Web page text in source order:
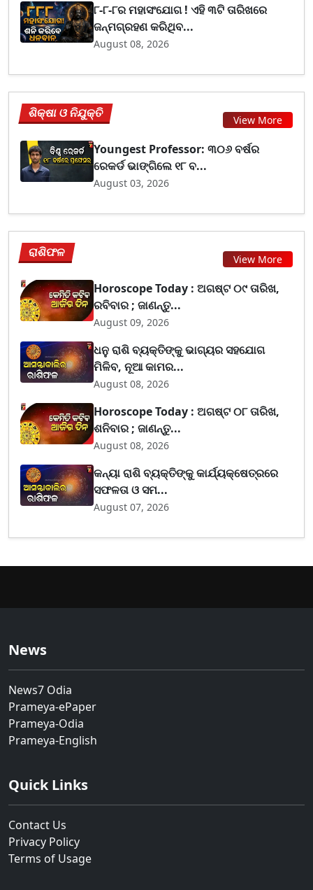
୮-୮-୮ର ମହାସଂଯୋଗ ! ଏହି ୩ଟି ତାରିଖରେ
ଜନ୍ମଗ୍ରହଣ କରିଥିବ...
August 08, 2026
ଶିକ୍ଷା ଓ ନିଯୁକ୍ତି View More
Youngest Professor: ୩୦୬ ବର୍ଷର
ରେକର୍ଡ ଭାଙ୍ଗିଲେ ୧୮ ବ...
August 03, 2026
ରାଶିଫଳ View More
Horoscope Today : ଅଗଷ୍ଟ ୦୯ ତାରିଖ,
ରବିବାର ; ଜାଣନ୍ତୁ...
August 09, 2026
ଧନୁ ରାଶି ବ୍ୟକ୍ତିଙ୍କୁ ଭାଗ୍ୟର ସହଯୋଗ
ମିଳିବ, ନୂଆ କାମର...
August 08, 2026
Horoscope Today : ଅଗଷ୍ଟ ୦୮ ତାରିଖ,
ଶନିବାର ; ଜାଣନ୍ତୁ...
August 08, 2026
କନ୍ୟା ରାଶି ବ୍ୟକ୍ତିଙ୍କୁ କାର୍ଯ୍ୟକ୍ଷେତ୍ରରେ
ସଫଳତା ଓ ସମ...
August 07, 2026
News
News7 Odia
Prameya-ePaper
Prameya-Odia
Prameya-English
Quick Links
Contact Us
Privacy Policy
Terms of Usage